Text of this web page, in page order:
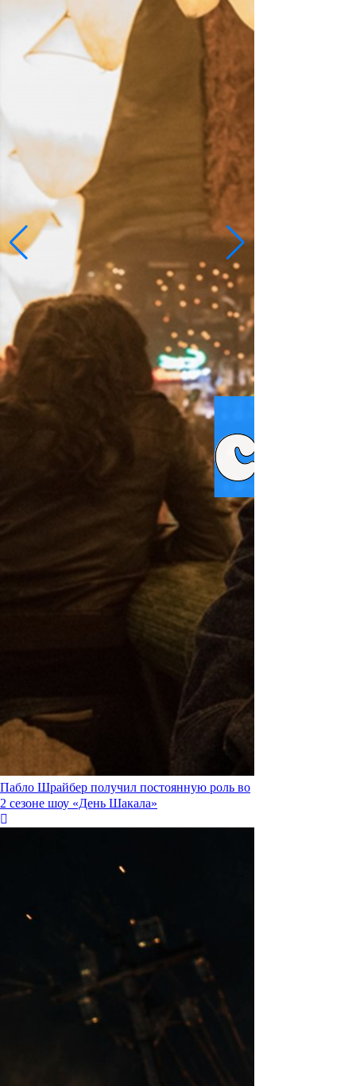
Пабло Шрайбер получил постоянную роль во
2 сезоне шоу «День Шакала»